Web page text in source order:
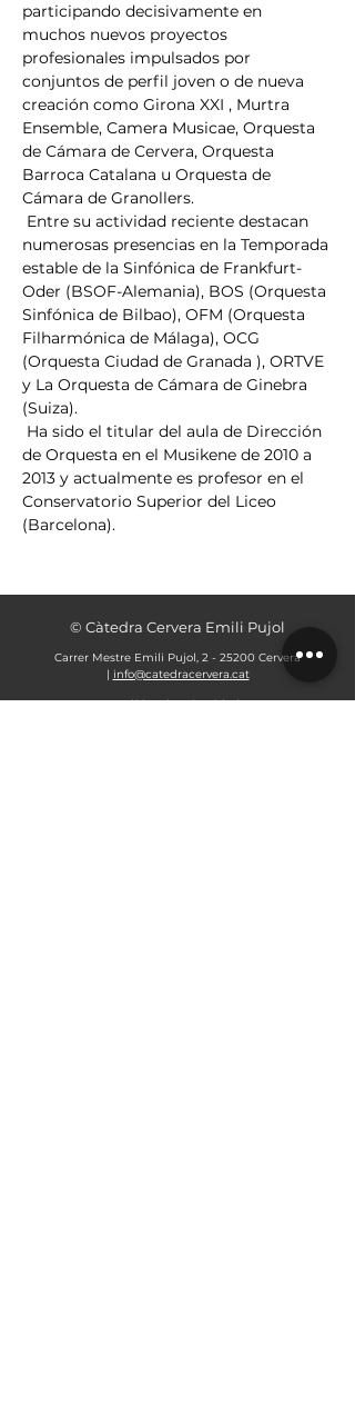
participando decisivamente en
muchos nuevos proyectos
profesionales impulsados por
conjuntos de perfil joven o de nueva
creación como Girona XXI , Murtra
Ensemble, Camera Musicae, Orquesta
de Cámara de Cervera, Orquesta
Barroca Catalana u Orquesta de
Cámara de Granollers.
numerosas presencias en la Temporada
estable de la Sinfónica de Frankfurt-
Oder (BSOF-Alemania), BOS (Orquesta
Sinfónica de Bilbao), OFM (Orquesta
Filharmónica de Málaga), OCG
(Orquesta Ciudad de Granada ), ORTVE
y La Orquesta de Cámara de Ginebra
(Suiza).
de Orquesta en el Musikene de 2010 a
2013 y actualmente es profesor en el
Conservatorio Superior del Liceo
(Barcelona).
© Càtedra Cervera Emili Pujol
Carrer Mestre Emili Pujol, 2 - 25200 Cervera
| info@catedracervera.cat
Política de privacidad